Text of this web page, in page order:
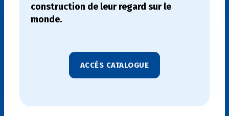
construction de leur regard sur le
monde.
ACCÈS CATALOGUE